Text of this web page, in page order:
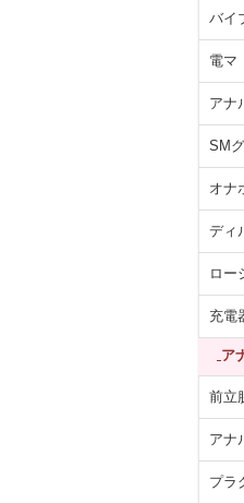
バイ
電マ
アナ
SM
オナ
ディ
ロー
充電
ア
前立
アナ
プラ